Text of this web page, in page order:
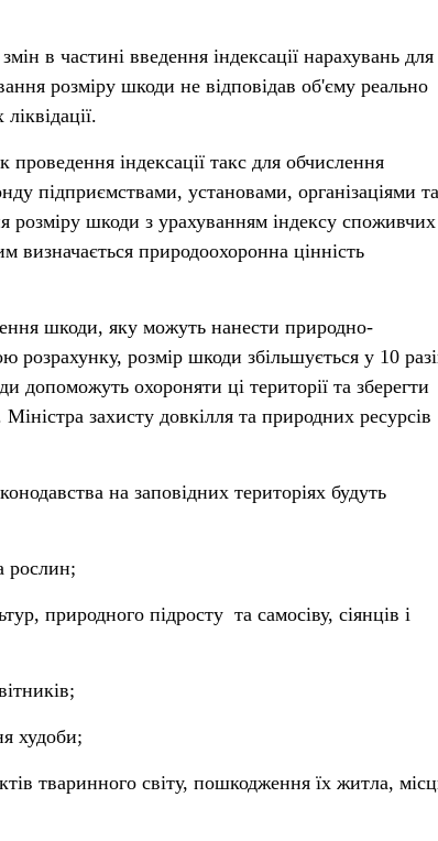
в частині введення індексації нарахувань для
розміру шкоди не відповідав об'єму реально
індексації такс для обчислення
підприємствами, установами, організаціями та
шкоди з урахуванням індексу споживчих
визначається природоохоронна цінність
шкоди, яку можуть нанести природно-
розмір шкоди збільшується у 10
допоможуть охороняти ці території та зберегти
захисту довкілля та природних ресурсів
на заповідних територіях будуть
рослин;
природного підросту та самосіву, сіянців і
худоби;
тваринного світу, пошкодження їх житла,